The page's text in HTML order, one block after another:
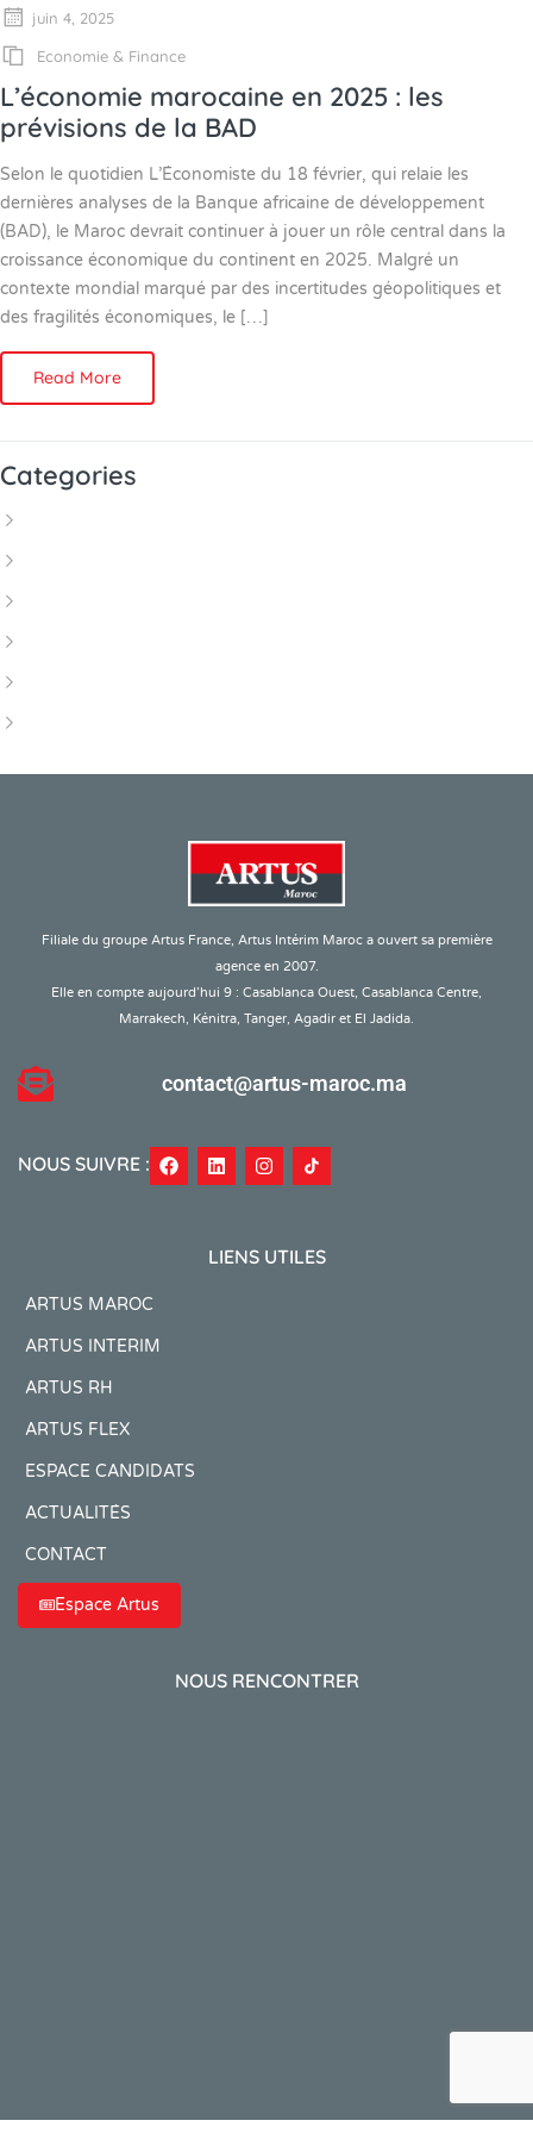
juin 4, 2025
Economie & Finance
L’économie marocaine en 2025 : les
prévisions de la BAD
Selon le quotidien L’Économiste du 18 février, qui relaie les
dernières analyses de la Banque africaine de développement
(BAD), le Maroc devrait continuer à jouer un rôle central dans la
croissance économique du continent en 2025. Malgré un
contexte mondial marqué par des incertitudes géopolitiques et
des fragilités économiques, le […]
Read More
Categories
Filiale du groupe Artus France, Artus Intérim Maroc a ouvert sa première
agence en 2007.
Elle en compte aujourd’hui 9 : Casablanca Ouest, Casablanca Centre,
Marrakech, Kénitra, Tanger, Agadir et El Jadida.
contact@artus-maroc.ma
NOUS SUIVRE :
LIENS UTILES
ARTUS MAROC
ARTUS INTERIM
ARTUS RH
ARTUS FLEX
ESPACE CANDIDATS
ACTUALITÉS
CONTACT
Espace Artus
NOUS RENCONTRER